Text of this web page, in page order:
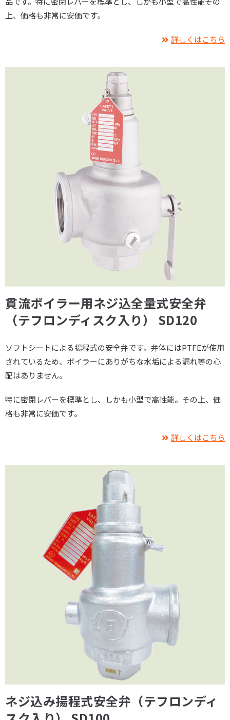
上、価格も非常に安価です。
詳しくはこちら
貫流ボイラー用ネジ込全量式安全弁
（テフロンディスク入り） SD120
ソフトシートによる揚程式の安全弁です。弁体にはPTFEが使用
されているため、ボイラーにありがちな水垢による漏れ等の心
配はありません。
特に密閉レバーを標準とし、しかも小型で高性能。その上、価
格も非常に安価です。
詳しくはこちら
ネジ込み揚程式安全弁（テフロンディ